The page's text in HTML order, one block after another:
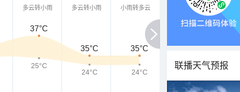
多云转小雨 多云转小雨 小雨转多云
37°C
35°C 35°C
25°C
24°C
24°C
联播天气预报